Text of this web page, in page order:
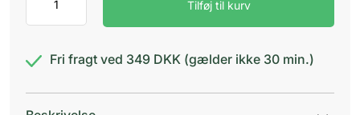
Surgical
Tandbørste
Tilføj til kurv
Fri fragt ved 349 DKK (gælder ikke 30 min.)